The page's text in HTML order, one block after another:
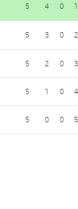
5 4 0 1
5 3 0 2
5 2 0 3
5 1 0 4
5 0 0 5